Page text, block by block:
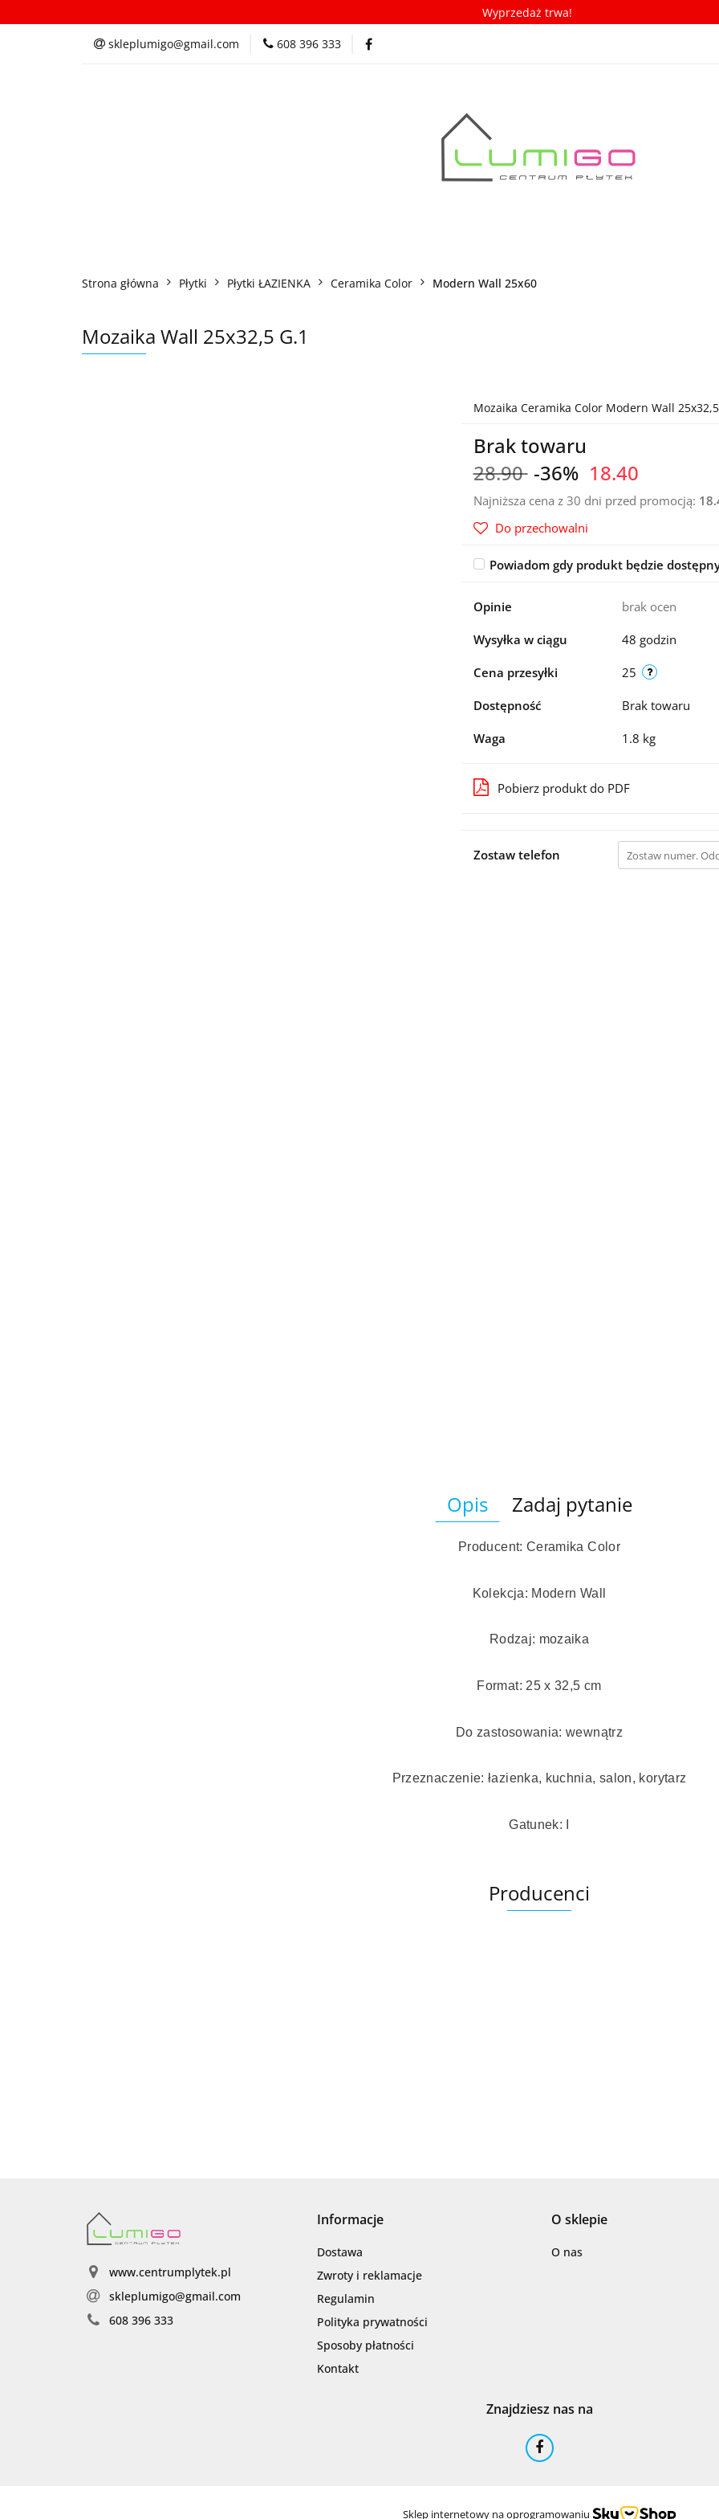
Wyprzedaż trwa!
skleplumigo@gmail.com 608 396 333
Kategorie Inspiracje Porady/ABC płytek Nowości
Strona główna Płytki Płytki ŁAZIENKA Ceramika Color Modern Wall 25x60
Mozaika Wall 25x32,5 G.1
Mozaika Ceramika Color Modern Wall 25x32,5
Brak towaru
28.90 -36% 18.40
Najniższa cena z 30 dni przed promocją:
Do przechowalni
Powiadom gdy produkt będzie
Opinie brak ocen
Wysyłka w ciągu 48 godzin
Cena przesyłki 25
Dostępność Brak towaru
Waga 1.8 kg
Pobierz produkt do PDF
Zostaw telefon
Opis Zadaj pytanie
Producent: Ceramika Color
Kolekcja: Modern Wall
Rodzaj: mozaika
Format: 25 x 32,5 cm
Do zastosowania: wewnątrz
Przeznaczenie: łazienka, kuchnia, salon, korytarz
Gatunek: I
Producenci
Barwolf
www.centrumplytek.pl
skleplumigo@gmail.com
608 396 333
Informacje
Dostawa
Zwroty i reklamacje
Regulamin
Polityka prywatności
Sposoby płatności
Kontakt
O sklepie
O nas
Znajdziesz nas na
Sklep internetowy na oprogramowaniu